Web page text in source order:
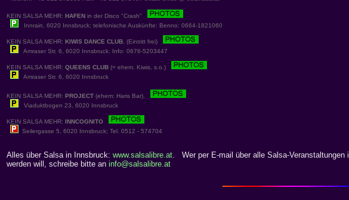
KEIN SALSA MEHR: HAFEN in der Disco "Crash"
Innrain, 6020 Innsbruck; telefonische Auskünfte: Benno: 0664-1821060
KEIN SALSA MEHR: KIWIS DANCE CLUB, (Eintritt frei)
Amraser Str. 6, 6020 Innsbruck. Info: 0676-5203447
KEIN SALSA MEHR: QUEENS CLUB (= ehem. Kiwis, s.o.)
Amraser Str. 6, 6020 Innsbruck
KEIN SALSA MEHR: PROJECT (ehem: Haris Bar),
Viaduktbogen 23, 6020 Innsbruck
KEIN SALSA MEHR: INNCOGNITO
Seilergasse 5, 6020 Innsbruck; Tel. 0512 - 574704
Alles über Salsa in Innsbruck: www.salsalibre.at. Wer per E-mail über alle Salsa-Veranstaltungen
werden will, schreibe bitte an info@salsalibre.at